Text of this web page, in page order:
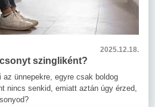
2025.12.18.
szingliként?
az ünnepekre, egyre csak boldog
nincs senkid, emiatt aztán úgy érzed,